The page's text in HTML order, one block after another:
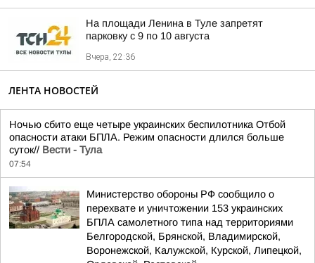
На площади Ленина в Туле запретят
парковку с 9 по 10 августа
Вчера, 22:36
ЛЕНТА НОВОСТЕЙ
Ночью сбито еще четыре украинских беспилотника Отбой
опасности атаки БПЛА. Режим опасности длился больше
суток// Вести - Тула
07:54
Министерство обороны РФ сообщило о
перехвате и уничтожении 153 украинских
БПЛА самолетного типа над территориями
Белгородской, Брянской, Владимирской,
Воронежской, Калужской, Курской, Липецкой,